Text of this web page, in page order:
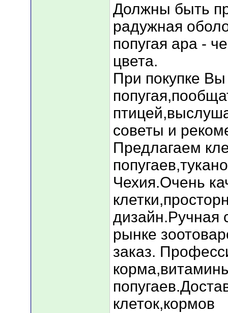
Должны быть
радужная
попугая ара -
цвета.
При покупке
советы и
Предлагаем
Чехия.Очень
дизайн.Ручная
рынке
заказ.
клеток,кормов